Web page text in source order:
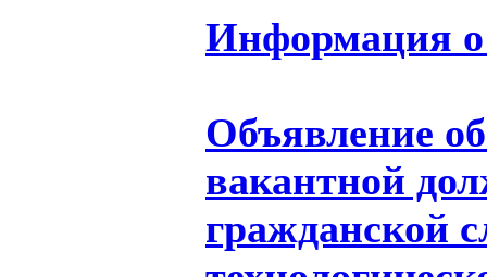
Информация о
Объявление
вакантной
гражданской